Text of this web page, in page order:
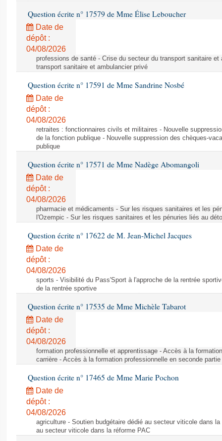
Question écrite n° 17579 de Mme Élise Leboucher
Date de
dépôt :
04/08/2026
professions de santé - Crise du secteur du transport sanitaire
transport sanitaire et ambulancier privé
Question écrite n° 17591 de Mme Sandrine Nosbé
Date de
dépôt :
04/08/2026
retraites : fonctionnaires civils et militaires - Nouvelle
de la fonction publique - Nouvelle suppression des chèques-
publique
Question écrite n° 17571 de Mme Nadège Abomangoli
Date de
dépôt :
04/08/2026
pharmacie et médicaments - Sur les risques sanitaires et les
l'Ozempic - Sur les risques sanitaires et les pénuries liés au
Question écrite n° 17622 de M. Jean-Michel Jacques
Date de
dépôt :
04/08/2026
sports - Visibilité du Pass'Sport à l'approche de la rentrée
de la rentrée sportive
Question écrite n° 17535 de Mme Michèle Tabarot
Date de
dépôt :
04/08/2026
formation professionnelle et apprentissage - Accès à la
carrière - Accès à la formation professionnelle en seconde partie
Question écrite n° 17465 de Mme Marie Pochon
Date de
dépôt :
04/08/2026
agriculture - Soutien budgétaire dédié au secteur viticole dans
au secteur viticole dans la réforme PAC